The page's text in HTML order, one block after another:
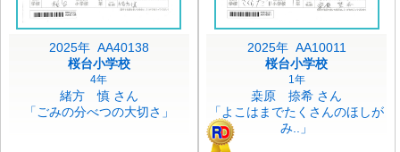
2025年 AA40138
桜台小学校
4年
緒方 慎 さん
「ごみの分べつの大切さ」
2025年 AA10011
桜台小学校
1年
桒原 捺希 さん
「よこはまでたくさんのほしが
み..」